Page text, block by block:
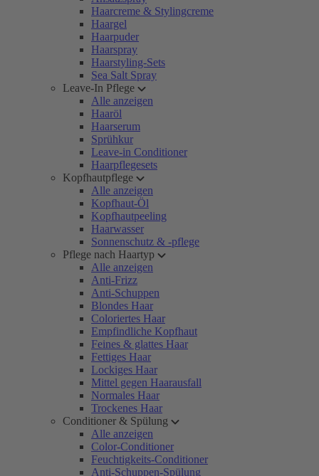
Haarcreme & Stylingcreme
Haargel
Haarpuder
Haarspray
Haarstyling-Sets
Sea Salt Spray
Leave-In Pflege
Alle anzeigen
Haaröl
Haarserum
Sprühkur
Leave-in Conditioner
Haarpflegesets
Kopfhautpflege
Alle anzeigen
Kopfhaut-Öl
Kopfhautpeeling
Haarwasser
Sonnenschutz & -pflege
Pflege nach Haartyp
Alle anzeigen
Anti-Frizz
Anti-Schuppen
Blondes Haar
Coloriertes Haar
Empfindliche Kopfhaut
Feines & glattes Haar
Fettiges Haar
Lockiges Haar
Mittel gegen Haarausfall
Normales Haar
Trockenes Haar
Conditioner & Spülung
Alle anzeigen
Color-Conditioner
Feuchtigkeits-Conditioner
Anti-Schuppen-Spülung